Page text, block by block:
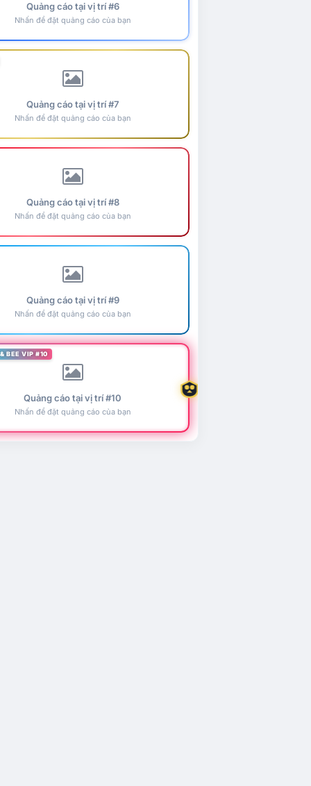
Quảng cáo tại vị trí #6
Nhấn để đặt quảng cáo của bạn
Quảng cáo tại vị trí #7
Nhấn để đặt quảng cáo của bạn
Quảng cáo tại vị trí #8
Nhấn để đặt quảng cáo của bạn
Quảng cáo tại vị trí #9
Nhấn để đặt quảng cáo của bạn
BEE VIP #10
Quảng cáo tại vị trí #10
Nhấn để đặt quảng cáo của bạn